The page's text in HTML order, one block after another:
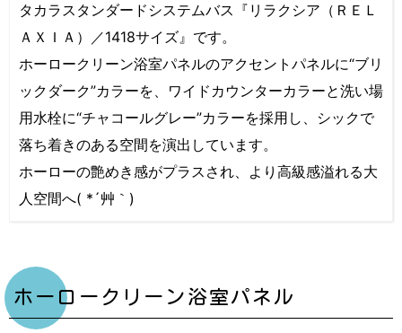
タカラスタンダードシステムバス『リラクシア（ＲＥＬ
ＡＸＩＡ）／1418サイズ』です。
ホーロークリーン浴室パネルのアクセントパネルに“ブリ
ックダーク”カラーを、ワイドカウンターカラーと洗い場
用水栓に“チャコールグレー”カラーを採用し、シックで
落ち着きのある空間を演出しています。
ホーローの艶めき感がプラスされ、より高級感溢れる大
人空間へ( *´艸｀)
ホーロークリーン浴室パネル